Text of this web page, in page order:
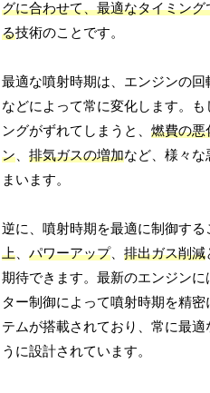
グに合わせて、最適なタイミング
る技術のことです。
最適な噴射時期は、エンジンの回
などによって常に変化します。も
ングがずれてしまうと、燃費の悪
ン 、排気ガスの増加など、様々な
まいます。
逆に、噴射時期を最適に制御する
上 、パワーアップ、排出ガス削減
期待できます。最新のエンジンに
ター制御によって噴射時期を精密
テムが搭載されており、常に最適
うに設計されています。